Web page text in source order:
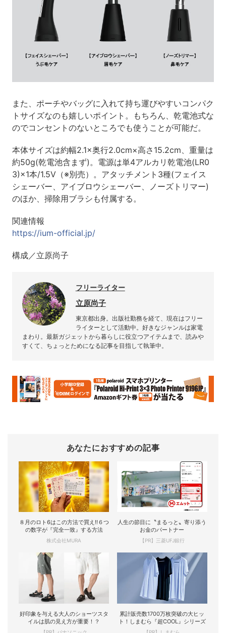
また、ポーチやバッグに入れて持ち運びやすいコンパク
トサイズなのも嬉しいポイント。もちろん、乾電池式な
のでコンセントのないところでも使うことが可能だ。
本体サイズは約幅2.1×奥行2.0cm×高さ15.2cm、重量は
約50g(乾電池含まず)。電源は単4アルカリ乾電池(LR0
3)×1本/1.5V（※別売）。アタッチメント3種(フェイス
シェーバー、アイブロウシェーバー、ノーズトリマー)
のほか、掃除用ブラシも付属する。
関連情報
https://ium-official.jp/
構成／立原尚子
フリーライター
立原尚子
東京都出身。出版社勤務を経て、現在はフリー
ライターとして活動中。好きなジャンルは家電
まわり。最新ガジェットから暮らしに役立つアイテムまで、読みや
すくて、ちょっとためになる記事を目指して執筆中。
あなたにおすすめの記事
８月のロト6はこの方法で買え!!６つ
の数字が『完全一致』する方法
株式会社MURA
人生の節目に〝まるっと〟寄り添う
お金のパートナー
【PR】三菱UFJ銀行
好印象を与える大人のショーツスタ
イルは肌の見え方が重要！？
【PR】パナソニック
累計販売数1700万枚突破の大ヒッ
ト！しまむら『超COOL』シリーズ
【PR】しまむら